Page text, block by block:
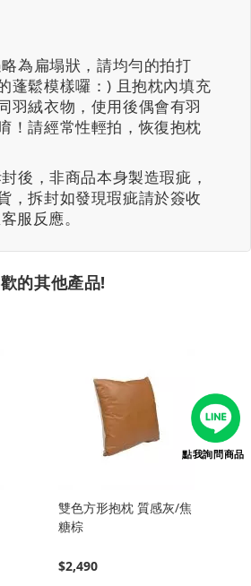
為扁塌狀，請均勻的拍打
蓬鬆模樣囉：) 且抱枕內填充
羽絨衣物，使用後偶會有羽
！請經常性輕拍，恢復抱枕
後，非商品本身製造瑕疵，
，拆封如發現瑕疵請於簽收
服反應。
的其他產品!
雙色方形抱枕 質感灰/焦
糖棕
$2,490
點我詢問商品